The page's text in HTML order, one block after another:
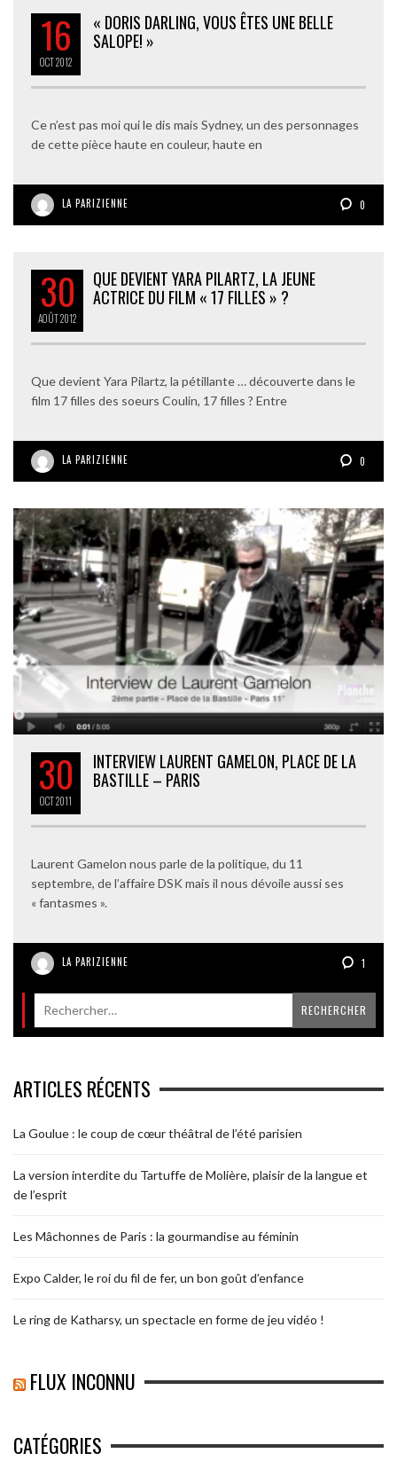
16
OCT2012
« DORIS DARLING, VOUS ÊTES UNE BELLE
SALOPE! »
Ce n’est pas moi qui le dis mais Sydney, un des personnages
de cette pièce haute en couleur, haute en
LA PARIZIENNE 0
30
AOÛT2012
QUE DEVIENT YARA PILARTZ, LA JEUNE
ACTRICE DU FILM « 17 FILLES » ?
Que devient Yara Pilartz, la pétillante … découverte dans le
film 17 filles des soeurs Coulin, 17 filles ? Entre
LA PARIZIENNE 0
30
OCT2011
INTERVIEW LAURENT GAMELON, PLACE DE LA
BASTILLE – PARIS
Laurent Gamelon nous parle de la politique, du 11
septembre, de l’affaire DSK mais il nous dévoile aussi ses
« fantasmes ».
LA PARIZIENNE 1
ARTICLES RÉCENTS
La Goulue : le coup de cœur théâtral de l’été parisien
La version interdite du Tartuffe de Molière, plaisir de la langue et
de l’esprit
Les Mâchonnes de Paris : la gourmandise au féminin
Expo Calder, le roi du fil de fer, un bon goût d’enfance
Le ring de Katharsy, un spectacle en forme de jeu vidéo !
FLUX INCONNU
CATÉGORIES